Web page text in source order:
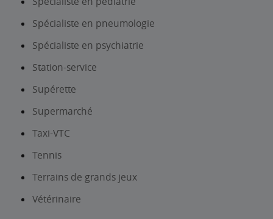
Spécialiste en pneumologie
Spécialiste en psychiatrie
Station-service
Supérette
Supermarché
Taxi-VTC
Tennis
Terrains de grands jeux
Vétérinaire